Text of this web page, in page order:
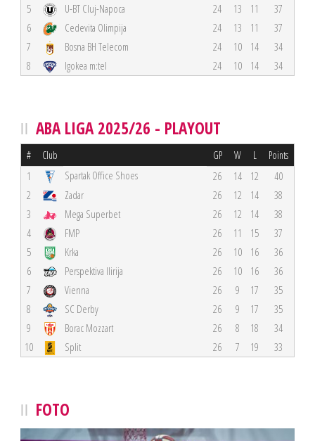
5
U-BT Cluj-Napoca 24 13 11
37
6
Cedevita Olimpija 24 13 11
37
7
Bosna BH Telecom 24 10 14
34
8
Igokea m:tel 24 10 14 34
ABA LIGA 2025/26 - PLAYOUT
# Club GP W L Points
1 Spartak Office Shoes 26 14 12
40
2
Zadar 26 12 14
38
3
Mega Superbet 26 12 14
38
4
FMP 26 11 15
37
5
Krka 26 10 16
36
6
Perspektiva Ilirija 26 10 16
36
7
Vienna 26 9 17
35
8
SC Derby 26 9 17
35
9
Borac Mozzart 26 8 18
34
10
Split 26 7 19 33
FOTO